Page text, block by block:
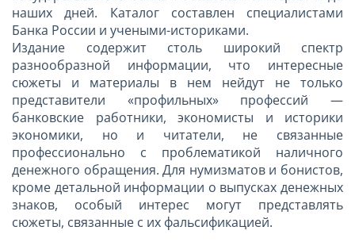
наших дней. Каталог составлен специалистами
Банка России и учеными-историками.
Издание содержит столь широкий спектр
разнообразной информации, что интересные
сюжеты и материалы в нем нейдут не только
представители «профильных» профессий —
банковские работники, экономисты и историки
экономики, но и читатели, не связанные
профессионально с проблематикой наличного
денежного обращения. Для нумизматов и бонистов,
кроме детальной информации о выпусках денежных
знаков, особый интерес могут представлять
сюжеты, связанные с их фальсификацией.